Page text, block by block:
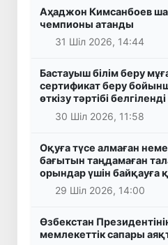
Аҳаджон Кимсанбоев
чемпионы атанды
31 Шіл 2026, 14:44
Бастауыш білім беру
сертификат беру
өткізу тәртібі белгіленді
30 Шіл 2026, 11:58
Оқуға түсе алмаған
бағытын таңдамаған
орындар үшін байқауға
29 Шіл 2026, 14:00
Өзбекстан
мемлекеттік сапары